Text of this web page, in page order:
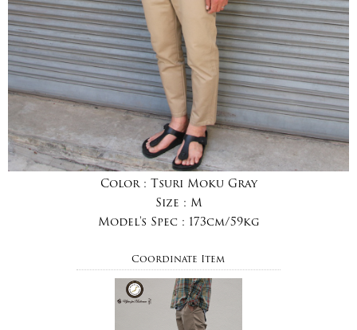
Color : Tsuri Moku Gray
Size : M
Model's Spec : 173cm/59kg
Coordinate Item